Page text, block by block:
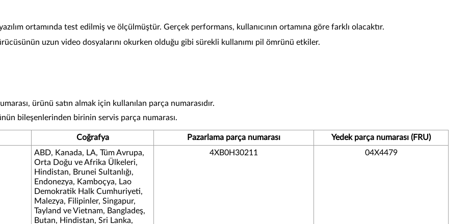
ortamında test edilmiş ve ölçülmüştür. Gerçek performans, kullanıcının ortamına göre farklı olacaktır.
uzun video dosyalarını okurken olduğu gibi sürekli kullanımı pil ömrünü etkiler.
ürünü satın almak için kullanılan parça numarasıdır.
bileşenlerinden birinin servis parça numarası.
Coğrafya Pazarlama parça numarası
Yedek parça numarası (FRU)
ABD, Kanada, LA, Tüm Avrupa,
Orta Doğu ve Afrika Ülkeleri,
Hindistan, Brunei Sultanlığı,
Endonezya, Kamboçya, Lao
Demokratik Halk Cumhuriyeti,
Malezya, Filipinler, Singapur,
Tayland ve Vietnam, Bangladeş,
Butan, Hindistan, Sri Lanka,
4XB0H30211 04X4479